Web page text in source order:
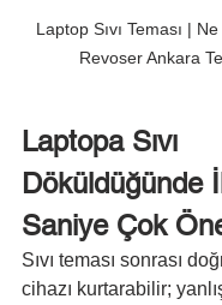
Laptop Sıvı Teması |
Revoser Ankara
Laptopa Sıvı
Döküldüğünde
Saniye Çok
Sıvı teması sonrası
cihazı kurtarabilir;